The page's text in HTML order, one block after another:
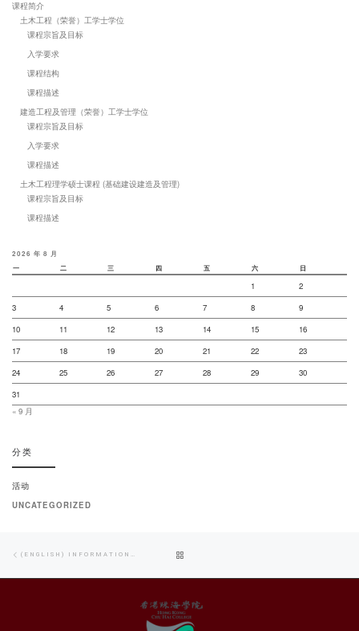
课程简介
土木工程（荣誉）工学士学位
课程宗旨及目标
入学要求
课程结构
课程描述
建造工程及管理（荣誉）工学士学位
课程宗旨及目标
入学要求
课程描述
土木工程理学硕士课程 (基础建设建造及管理)
课程宗旨及目标
课程描述
2026 年 8 月
一 二 三 四 五 六 日
1
2
3
4 5 6 7 8
9
10
11 12 13 14 15
16
17
18 19 20 21 22
23
24
25 26 27 28 29
30
31
« 9 月
分类
活动
UNCATEGORIZED
Post
Previous
(ENGLISH) INFORMATION DAY 2023 – CIVIL ENGINEERING WORKSHOP: BRIDGE MODEL COMPETITION AND LABORATORY TOUR BACK
TO
POST